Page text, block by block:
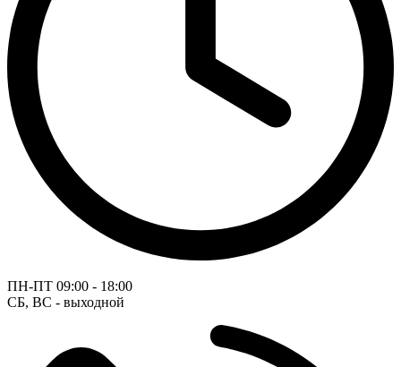
ПН-ПТ 09:00 - 18:00
СБ, ВС - выходной